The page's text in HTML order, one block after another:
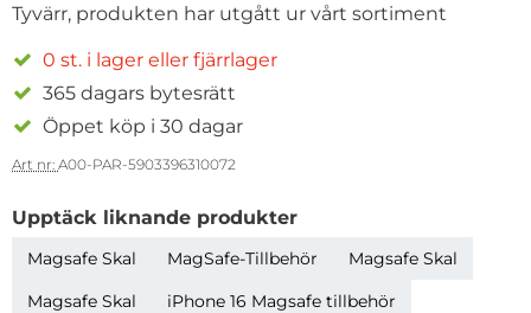
Tyvärr, produkten har utgått ur vårt sortiment
0 st. i lager eller fjärrlager
365 dagars bytesrätt
Öppet köp i 30 dagar
Art nr: A00-PAR-5903396310072
Upptäck liknande produkter
Magsafe Skal MagSafe-Tillbehör
Magsafe Skal
Magsafe Skal
iPhone 16 Magsafe tillbehör